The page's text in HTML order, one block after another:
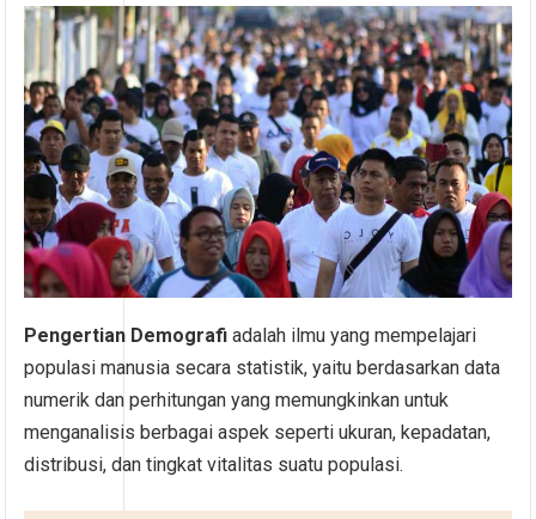
Pengertian Demografi adalah ilmu yang mempelajari
populasi manusia secara statistik, yaitu berdasarkan data
numerik dan perhitungan yang memungkinkan untuk
menganalisis berbagai aspek seperti ukuran, kepadatan,
distribusi, dan tingkat vitalitas suatu populasi.